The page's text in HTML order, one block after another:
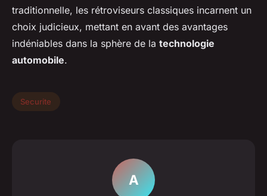
traditionnelle, les rétroviseurs classiques incarnent un
choix judicieux, mettant en avant des avantages
indéniables dans la sphère de la technologie
automobile.
Securite
A